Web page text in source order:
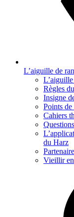
L’aiguille de
Règles
Insigne
Points de
Cahiers
du Harz
Vieillir en